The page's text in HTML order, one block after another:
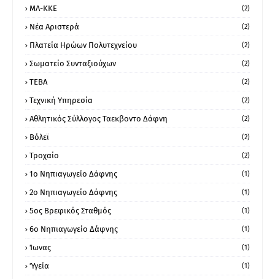
ΜΛ-ΚΚΕ (2)
Νέα Αριστερά (2)
Πλατεία Ηρώων Πολυτεχνείου (2)
Σωματείο Συνταξιούχων (2)
ΤΕΒΑ (2)
Τεχνική Υπηρεσία (2)
Αθλητικός Σύλλογος Ταεκβοντο Δάφνη (2)
Βόλεϊ (2)
Τροχαίο (2)
1ο Νηπιαγωγείο Δάφνης (1)
2ο Νηπιαγωγείο Δάφνης (1)
5ος Βρεφικός Σταθμός (1)
6ο Νηπιαγωγείο Δάφνης (1)
Ίωνας (1)
Ύγεία (1)